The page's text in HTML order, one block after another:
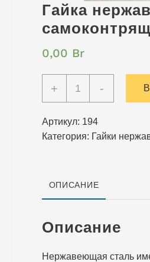
Гайка
0,00 Br
+
Количество
нержавеющая
-
Артикул: 194
Категория: Гайки
ОПИСАНИЕ
Описание
Нержавеющая сталь